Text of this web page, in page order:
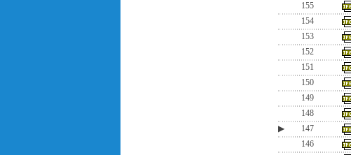
155
154
153
152
151
150
149
148
▶
147
146